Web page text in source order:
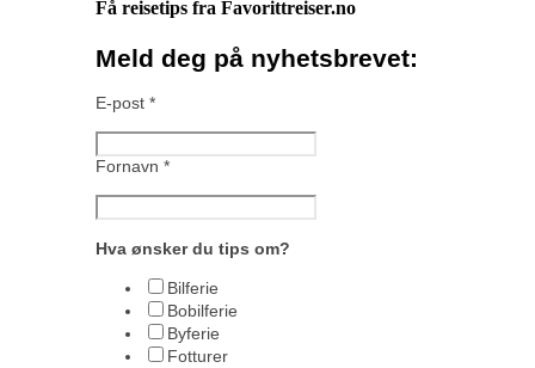
Få reisetips fra Favorittreiser.no
Meld deg på nyhetsbrevet:
E-post *
Fornavn *
Hva ønsker du tips om?
Bilferie
Bobilferie
Byferie
Fotturer